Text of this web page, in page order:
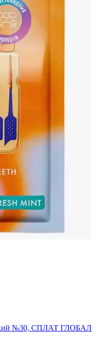
№30, СПЛАТ ГЛОБАЛ